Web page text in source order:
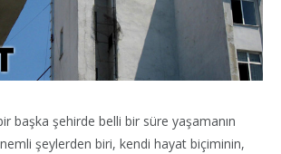
başka şehirde belli bir süre yaşamanın
şeylerden biri, kendi hayat biçiminin,